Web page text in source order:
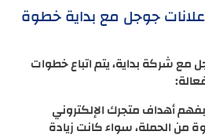
جوجل مع بداية خطوة
مع شركة بداية، يتم اتباع خطوات
أهداف متجرك الإلكتروني
من الحملة، سواء كانت زيادة